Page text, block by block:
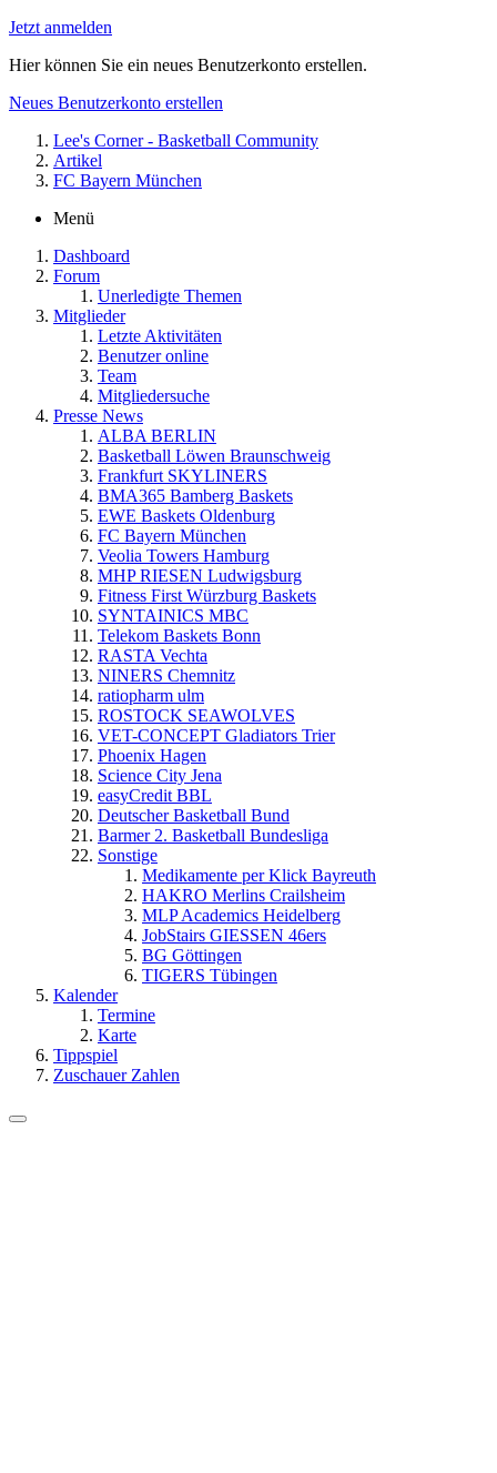
Jetzt anmelden
Hier können Sie ein neues Benutzerkonto erstellen.
Neues Benutzerkonto erstellen
Lee's Corner - Basketball Community
Artikel
FC Bayern München
Menü
Dashboard
Forum
Unerledigte Themen
Mitglieder
Letzte Aktivitäten
Benutzer online
Team
Mitgliedersuche
Presse News
ALBA BERLIN
Basketball Löwen Braunschweig
Frankfurt SKYLINERS
BMA365 Bamberg Baskets
EWE Baskets Oldenburg
FC Bayern München
Veolia Towers Hamburg
MHP RIESEN Ludwigsburg
Fitness First Würzburg Baskets
SYNTAINICS MBC
Telekom Baskets Bonn
RASTA Vechta
NINERS Chemnitz
ratiopharm ulm
ROSTOCK SEAWOLVES
VET-CONCEPT Gladiators Trier
Phoenix Hagen
Science City Jena
easyCredit BBL
Deutscher Basketball Bund
Barmer 2. Basketball Bundesliga
Sonstige
Medikamente per Klick Bayreuth
HAKRO Merlins Crailsheim
MLP Academics Heidelberg
JobStairs GIESSEN 46ers
BG Göttingen
TIGERS Tübingen
Kalender
Termine
Karte
Tippspiel
Zuschauer Zahlen